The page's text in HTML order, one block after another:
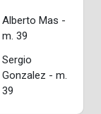
Alberto Mas -
m. 39
Sergio
Gonzalez - m.
39